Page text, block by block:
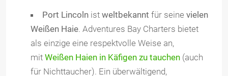
Port Lincoln istweltbekannt für seine vielen
Weißen Haie. Adventures Bay Charters bietet
als einzige eine respektvolle Weise an,
mit Weißen Haien in Käfigen zu tauchen (auch
für Nichttaucher). Ein überwältigend,